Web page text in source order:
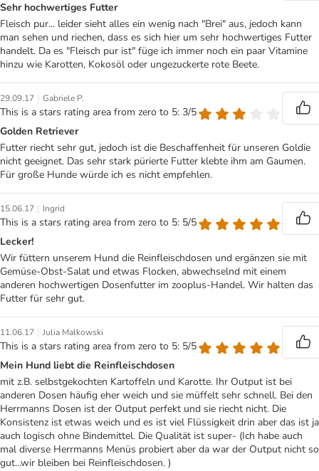
Sehr hochwertiges Futter
Fleisch pur... leider sieht alles ein wenig nach "Brei" aus, jedoch kann
man sehen und riechen, dass es sich hier um sehr hochwertiges Futter
handelt. Da es "Fleisch pur ist" füge ich immer noch ein paar Vitamine
hinzu wie Karotten, Kokosöl oder ungezuckerte rote Beete.
29.09.17 | Gabriele P.
This is a stars rating area from zero to 5: 3/5
Golden Retriever
Futter riecht sehr gut, jedoch ist die Beschaffenheit für unseren Goldie
nicht geeignet. Das sehr stark pürierte Futter klebte ihm am Gaumen.
Für große Hunde würde ich es nicht empfehlen.
15.06.17 | Ingrid
This is a stars rating area from zero to 5: 5/5
Lecker!
Wir füttern unserem Hund die Reinfleischdosen und ergänzen sie mit
Gemüse-Obst-Salat und etwas Flocken, abwechselnd mit einem
anderen hochwertigen Dosenfutter im zooplus-Handel. Wir halten das
Futter für sehr gut.
11.06.17 | Julia Malkowski
This is a stars rating area from zero to 5: 5/5
Mein Hund liebt die Reinfleischdosen
mit z.B. selbstgekochten Kartoffeln und Karotte. Ihr Output ist bei
anderen Dosen häufig eher weich und sie müffelt sehr schnell. Bei den
Herrmanns Dosen ist der Output perfekt und sie riecht nicht. Die
Konsistenz ist etwas weich und es ist viel Flüssigkeit drin aber das ist ja
auch logisch ohne Bindemittel. Die Qualität ist super- (Ich habe auch
mal diverse Herrmanns Menüs probiert aber da war der Output nicht so
gut...wir bleiben bei Reinfleischdosen. )